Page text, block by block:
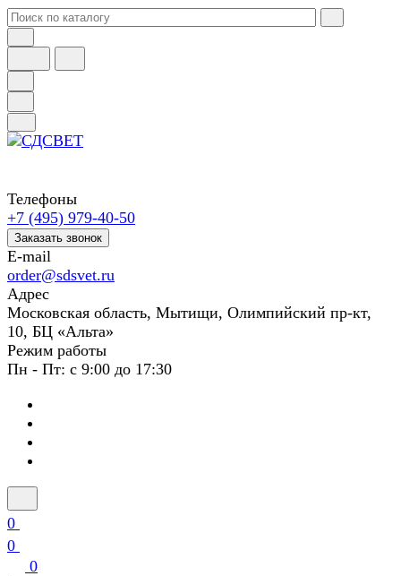
Телефоны
+7 (495) 979-40-50
Заказать звонок
E-mail
order@sdsvet.ru
Адрес
Московская область, Мытищи, Олимпийский пр-кт,
10, БЦ «Альта»
Режим работы
Пн - Пт: с 9:00 до 17:30
0
0
0